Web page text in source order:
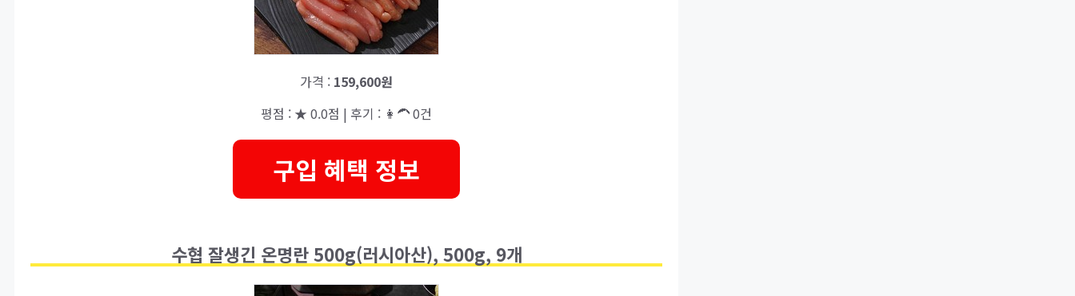
가격 : 159,600원
평점 : ★ 0.0점 | 후기 : 👩‍🦱 0건
구입 혜택 정보
수협 잘생긴 온명란 500g(러시아산), 500g, 9개